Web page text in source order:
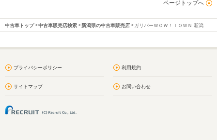
ページトップへ
中古車トップ 中古車販売店検索 新潟県の中古車販売店 ガリバーＷＯＷ！ＴＯＷＮ 新潟
プライバシーポリシー 利用規約
サイトマップ お問い合わせ